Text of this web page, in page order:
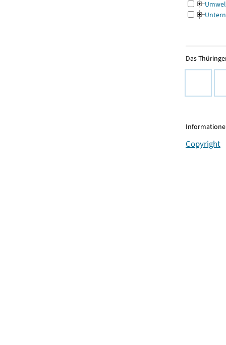
Das
Copyright